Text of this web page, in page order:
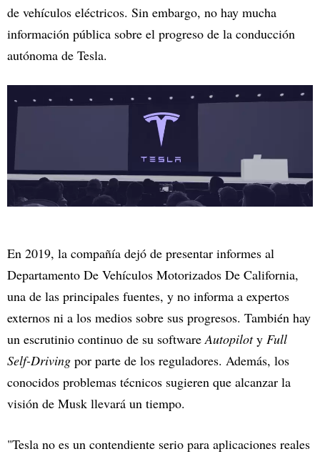
de vehículos eléctricos. Sin embargo, no hay mucha
información pública sobre el progreso de la conducción
autónoma de Tesla.
En 2019, la compañía dejó de presentar informes al
Departamento De Vehículos Motorizados De California,
una de las principales fuentes, y no informa a expertos
externos ni a los medios sobre sus progresos. También hay
un escrutinio continuo de su softwareAutopiloty Full
Self-Driving por parte de los reguladores. Además, los
conocidos problemas técnicos sugieren que alcanzar la
visión de Musk llevará un tiempo.
"Tesla no es un contendiente serio para aplicaciones reales